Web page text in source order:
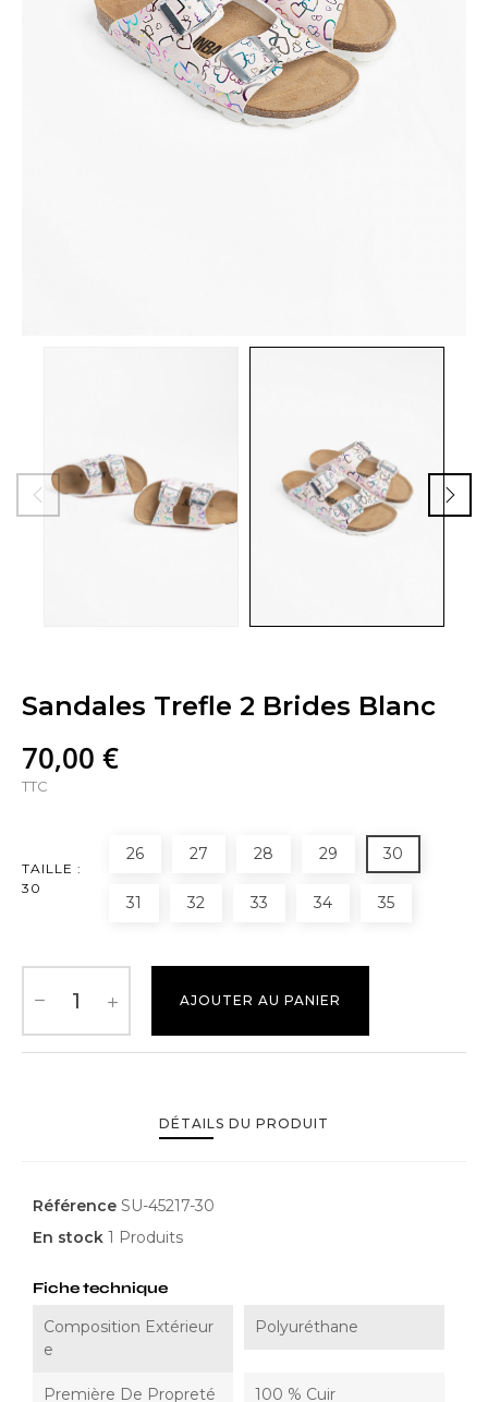
Sandales Trefle 2 Brides Blanc
70,00 €
TTC
TAILLE :
30
26 27 28 29 30
31 32 33 34 35
AJOUTER AU PANIER
DÉTAILS DU PRODUIT
Référence SU-45217-30
En stock 1 Produits
Fiche technique
Composition Extérieur
E
Polyuréthane
Première De Propreté 100 % Cuir